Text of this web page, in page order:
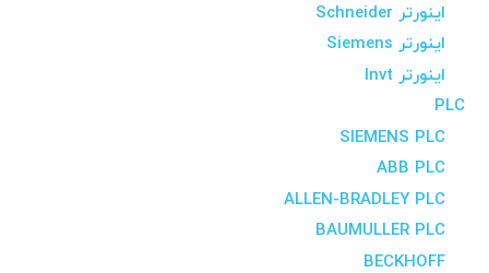
اینورتر Schneider
اینورتر Siemens
اینورتر Invt
PLC
SIEMENS PLC
ABB PLC
ALLEN-BRADLEY PLC
BAUMULLER PLC
BECKHOFF